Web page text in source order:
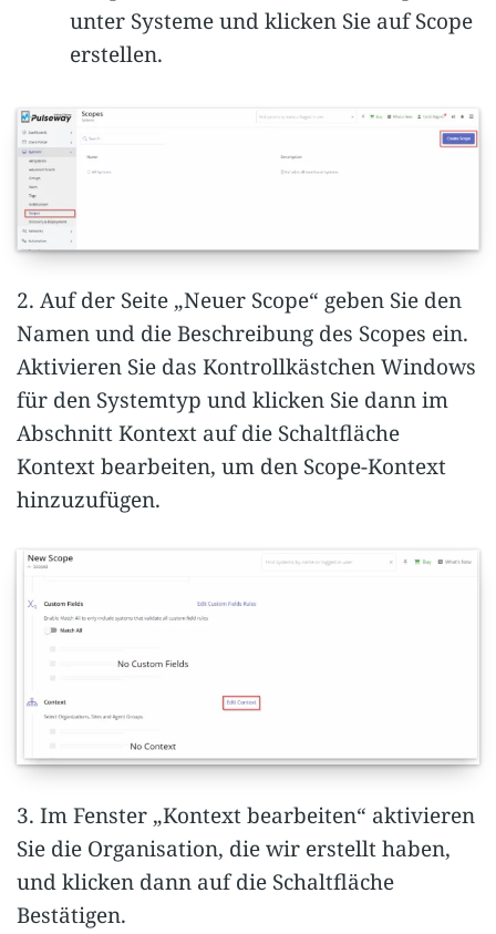
unter Systeme und klicken Sie auf Scope
erstellen.
2. Auf der Seite „Neuer Scope“ geben Sie den
Namen und die Beschreibung des Scopes ein.
Aktivieren Sie das Kontrollkästchen Windows
für den Systemtyp und klicken Sie dann im
Abschnitt Kontext auf die Schaltfläche
Kontext bearbeiten, um den Scope-Kontext
hinzuzufügen.
3. Im Fenster „Kontext bearbeiten“ aktivieren
Sie die Organisation, die wir erstellt haben,
und klicken dann auf die Schaltfläche
Bestätigen.